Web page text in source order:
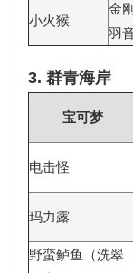
小火猴
金
羽
3. 群青海岸
宝可梦
电击怪
玛力露
野蛮鲈鱼（洗翠